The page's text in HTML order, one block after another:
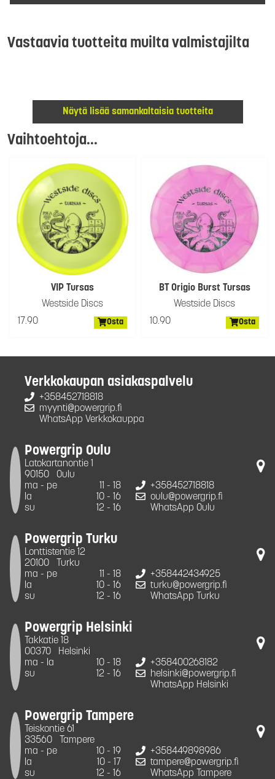
Vastaavia tuotteita muilta valmistajilta
Näytä lisää samankaltaisia tuotteita
Vaihtoehtoja...
VIP Tursas
Westside Discs
17.90
Osta
BT Origio Burst Tursas
Westside Discs
10.90
Osta
Verkkokaupan asiakaspalvelu
+358452718818
myynti@powergrip.fi
WhatsApp Verkkokauppa
Powergrip Oulu
Latokartanontie 1
90150
Oulu
ma - pe
11 - 18
la
10 - 16
su
12 - 16
+358452718818
oulu@powergrip.fi
WhatsApp Oulu
Powergrip Turku
Lonttistentie 12
20100
Turku
ma - pe
11 - 18
la
10 - 16
su
12 - 16
+358442434925
turku@powergrip.fi
WhatsApp Turku
Powergrip Helsinki
Takkatie 18
00370
Helsinki
ma - la
10 - 18
su
12 - 16
+358400268182
helsinki@powergrip.fi
WhatsApp Helsinki
Powergrip Tampere
Teiskontie 61
33560
Tampere
ma - pe
10 - 19
la
10 - 17
su
12 - 16
+358449898986
tampere@powergrip.fi
WhatsApp Tampere